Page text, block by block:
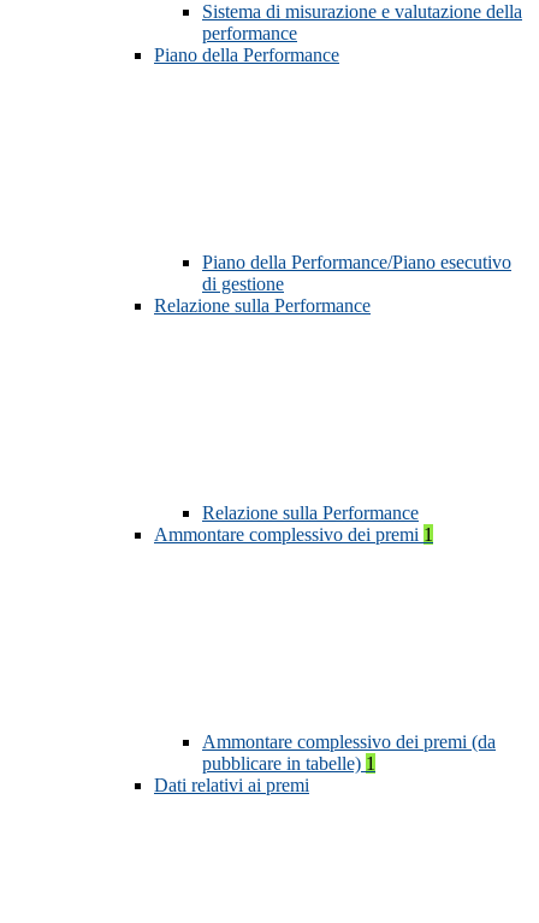
Sistema di misurazione e valutazione della
performance
Piano della Performance
Piano della Performance/Piano esecutivo
di gestione
Relazione sulla Performance
Relazione sulla Performance
Ammontare complessivo dei premi 1
Ammontare complessivo dei premi (da
pubblicare in tabelle) 1
Dati relativi ai premi